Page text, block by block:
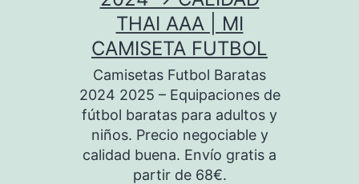
THAI AAA | MI
CAMISETA FUTBOL
Camisetas Futbol Baratas
2024 2025 – Equipaciones de
fútbol baratas para adultos y
niños. Precio negociable y
calidad buena. Envío gratis a
partir de 68€.